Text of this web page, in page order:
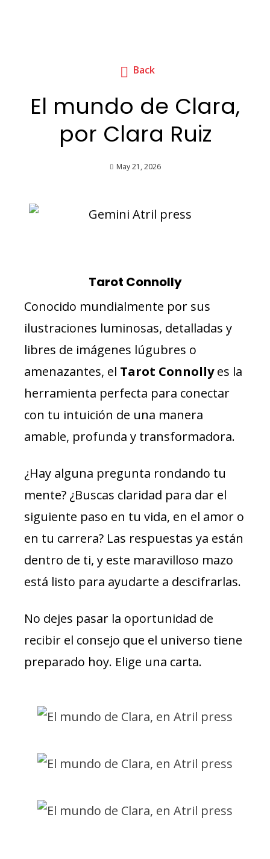
Back
El mundo de Clara,
por Clara Ruiz
May 21, 2026
Tarot Connolly
Conocido mundialmente por sus
ilustraciones luminosas, detalladas y
libres de imágenes lúgubres o
amenazantes, el Tarot Connollyes la
herramienta perfecta para conectar
con tu intuición de una manera
amable, profunda y transformadora.
¿Hay alguna pregunta rondando tu
mente? ¿Buscas claridad para dar el
siguiente paso en tu vida, en el amor o
en tu carrera? Las respuestas ya están
dentro de ti, y este maravilloso mazo
está listo para ayudarte a descifrarlas.
No dejes pasar la oportunidad de
recibir el consejo que el universo tiene
preparado hoy. Elige una carta.